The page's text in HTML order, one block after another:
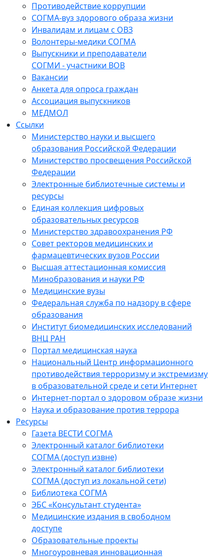
Противодействие коррупции
СОГМА-вуз здорового образа жизни
Инвалидам и лицам с ОВЗ
Волонтеры-медики СОГМА
Выпускники и преподаватели
СОГМИ - участники ВОВ
Вакансии
Анкета для опроса граждан
Ассоциация выпускников
МЕДМОЛ
Ссылки
Министерство науки и высшего
образования Российской Федерации
Министерство просвещения Российской
Федерации
Электронные библиотечные системы и
ресурсы
Единая коллекция цифровых
образовательных ресурсов
Министерство здравоохранения РФ
Совет ректоров медицинских и
фармацевтических вузов России
Высшая аттестационная комиссия
Минобразования и науки РФ
Медицинские вузы
Федеральная служба по надзору в сфере
образования
Институт биомедицинских исследований
ВНЦ РАН
Портал медицинская наука
Национальный Центр информационного
противодействия терроризму и экстремизму
в образовательной среде и сети Интернет
Интернет-портал о здоровом образе жизни
Наука и образование против террора
Ресурсы
Газета ВЕСТИ СОГМА
Электронный каталог библиотеки
СОГМА (доступ извне)
Электронный каталог библиотеки
СОГМА (доступ из локальной сети)
Библиотека СОГМА
ЭБС «Консультант студента»
Медицинские издания в свободном
доступе
Образовательные проекты
Многоуровневая инновационная